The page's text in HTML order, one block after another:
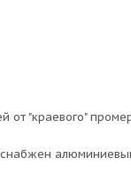
"краевого"